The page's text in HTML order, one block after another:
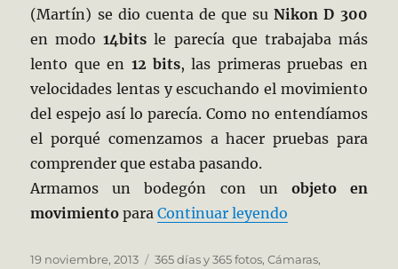
(Martín) se dio cuenta de que suNikon D 300
en modo14bits le parecía que trabajaba más
lento que en 12 bits, las primeras pruebas en
velocidades lentas y escuchando el movimiento
del espejo así lo parecía. Como no entendíamos
el porqué comenzamos a hacer pruebas para
comprender que estaba pasando.
Armamos un bodegón con un objeto en
movimiento paraContinuar leyendo
Publicado
19 noviembre, 2013 Categorías
365 días y 365 fotos,Cámaras,